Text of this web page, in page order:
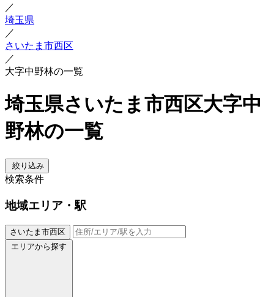
／
埼玉県
／
さいたま市西区
／
大字中野林の一覧
埼玉県さいたま市西区大字中
野林の一覧
絞り込み
検索条件
地域エリア・駅
さいたま市西区
エリアから探す